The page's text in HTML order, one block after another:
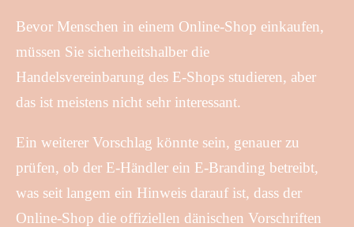
Bevor Menschen in einem Online-Shop einkaufen,
müssen Sie sicherheitshalber die
Handelsvereinbarung des E-Shops studieren, aber
das ist meistens nicht sehr interessant.
Ein weiterer Vorschlag könnte sein, genauer zu
prüfen, ob der E-Händler ein E-Branding betreibt,
was seit langem ein Hinweis darauf ist, dass der
Online-Shop die offiziellen dänischen Vorschriften